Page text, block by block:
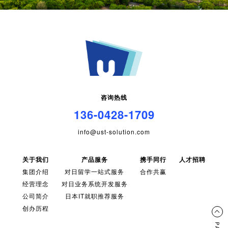
咨询热线
136-0428-1709
info@ust-solution.com
关于我们
集团介绍
经营理念
公司简介
创办历程
产品服务
对日留学一站式服务
对日业务系统开发服务
日本IT就职推荐服务
携手同行
合作共赢
人才招聘